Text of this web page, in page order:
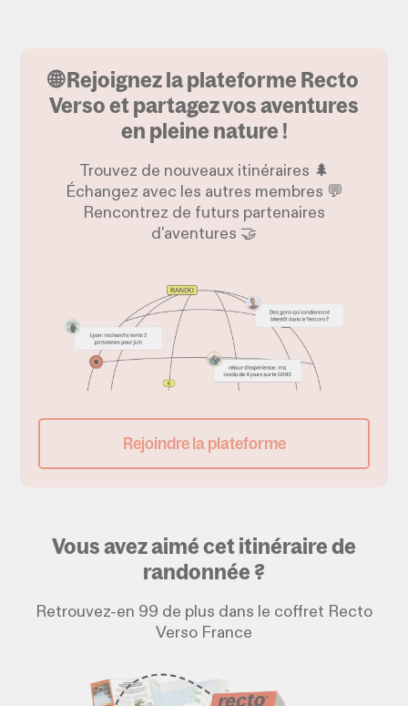
🌐 Rejoignez la plateforme Recto
Verso et partagez vos aventures
en pleine nature !
Trouvez de nouveaux itinéraires 🌲
Échangez avec les autres membres 💬
Rencontrez de futurs partenaires
d'aventures 🤝
Rejoindre la plateforme
Vous avez aimé cet itinéraire de
randonnée ?
Retrouvez-en 99 de plus dans le coffret Recto
Verso France